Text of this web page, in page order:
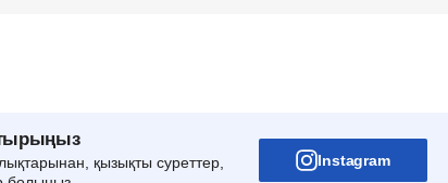
қызықты суреттер,
Instagram